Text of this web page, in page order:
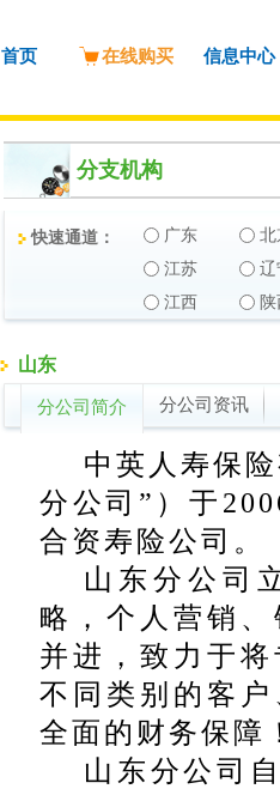
首页 在线购买 信息中心
分支机构
快速通道： 广东
北
江苏
辽
江西
山东
分公司简介 分公司资讯
中英人寿保
分公司”）于
合资寿险公司。
山东分公司
略，个人营销
并进，致力于
不同类别的客
全面的财务保障
山东分公司